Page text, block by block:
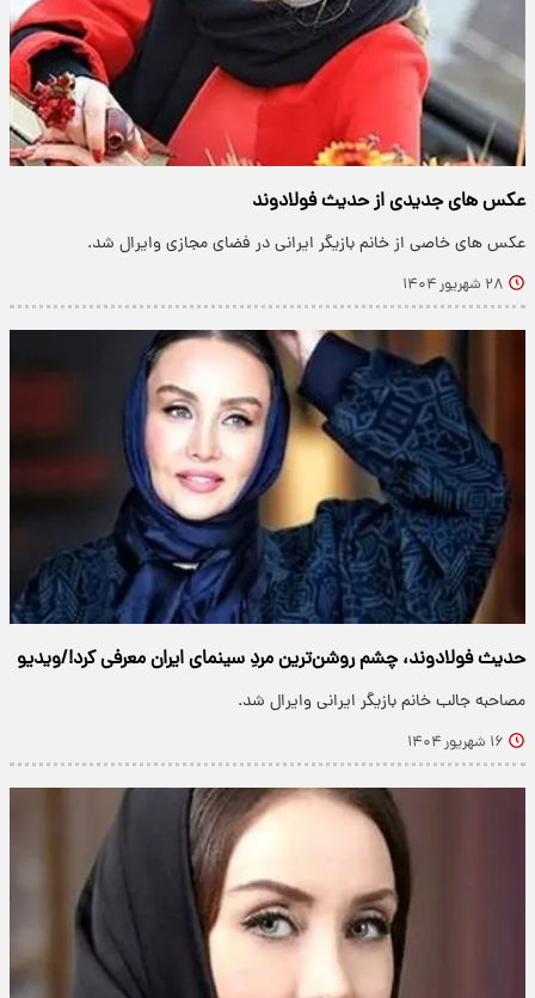
عکس های جدیدی از حدیث فولادوند
عکس های خاصی از خانم بازیگر ایرانی در فضای مجازی وایرال شد.
۲۸ شهریور ۱۴۰۴
حدیث فولادوند، چشم روشن‌ترین مردِ سینمای ایران معرفی کرد!/ویدیو
مصاحبه جالب خانم بازیگر ایرانی وایرال شد.
۱۶ شهریور ۱۴۰۴